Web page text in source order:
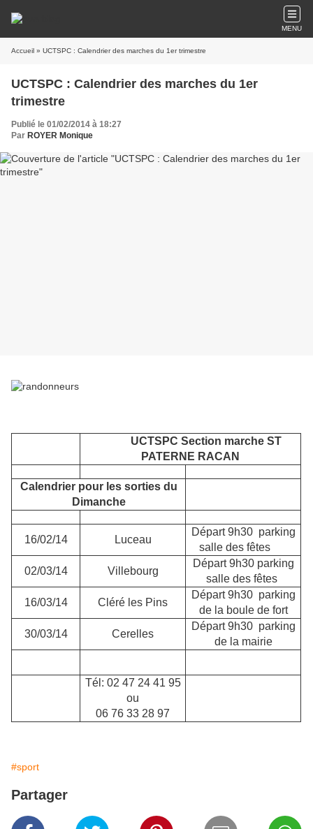
MENU
Accueil » UCTSPC : Calendrier des marches du 1er trimestre
UCTSPC : Calendrier des marches du 1er
trimestre
Publié le 01/02/2014 à 18:27
Par ROYER Monique
UCTSPC Section marche ST
PATERNE RACAN
Calendrier pour les sorties du
Dimanche
16/02/14 Luceau
Départ 9h30 parking
salle des fêtes
02/03/14
Villebourg
Départ 9h30 parking
salle des fêtes
16/03/14
Cléré les Pins
Départ 9h30 parking
de la boule de fort
30/03/14
Cerelles
Départ 9h30 parking
de la mairie
Tél: 02 47 24 41 95
ou
06 76 33 28 97
#sport
Partager